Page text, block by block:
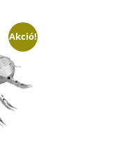
Akció!